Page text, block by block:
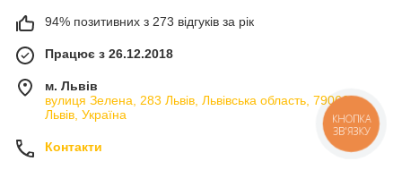
94% позитивних з 273 відгуків за рік
Працює з 26.12.2018
м. Львів
вулиця Зелена, 283 Львів, Львівська область, 79066,
Львів, Україна
Контакти
КНОПКА
ЗВ'ЯЗКУ